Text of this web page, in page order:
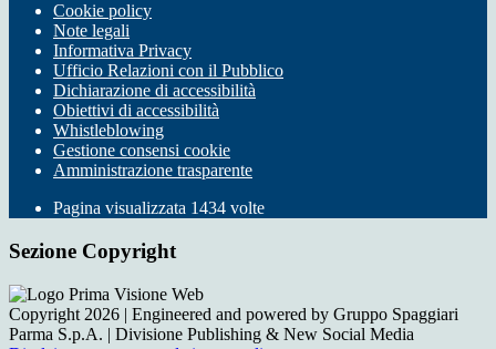
Cookie policy
Note legali
Informativa Privacy
Ufficio Relazioni con il Pubblico
Dichiarazione di accessibilità
Obiettivi di accessibilità
Whistleblowing
Gestione consensi cookie
Amministrazione trasparente
Pagina visualizzata 1434 volte
Sezione Copyright
Copyright 2026 | Engineered and powered by Gruppo Spaggiari
Parma S.p.A. | Divisione Publishing & New Social Media